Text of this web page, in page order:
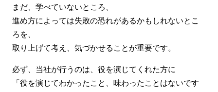
まだ、学べていないところ、
進め方によっては失敗の恐れがあるかもしれないとこ
ろを、
取り上げて考え、気づかせることが重要です。
必ず、当社が行うのは、役を演じてくれた方に
「役を演じてわかったこと、味わったことはないです